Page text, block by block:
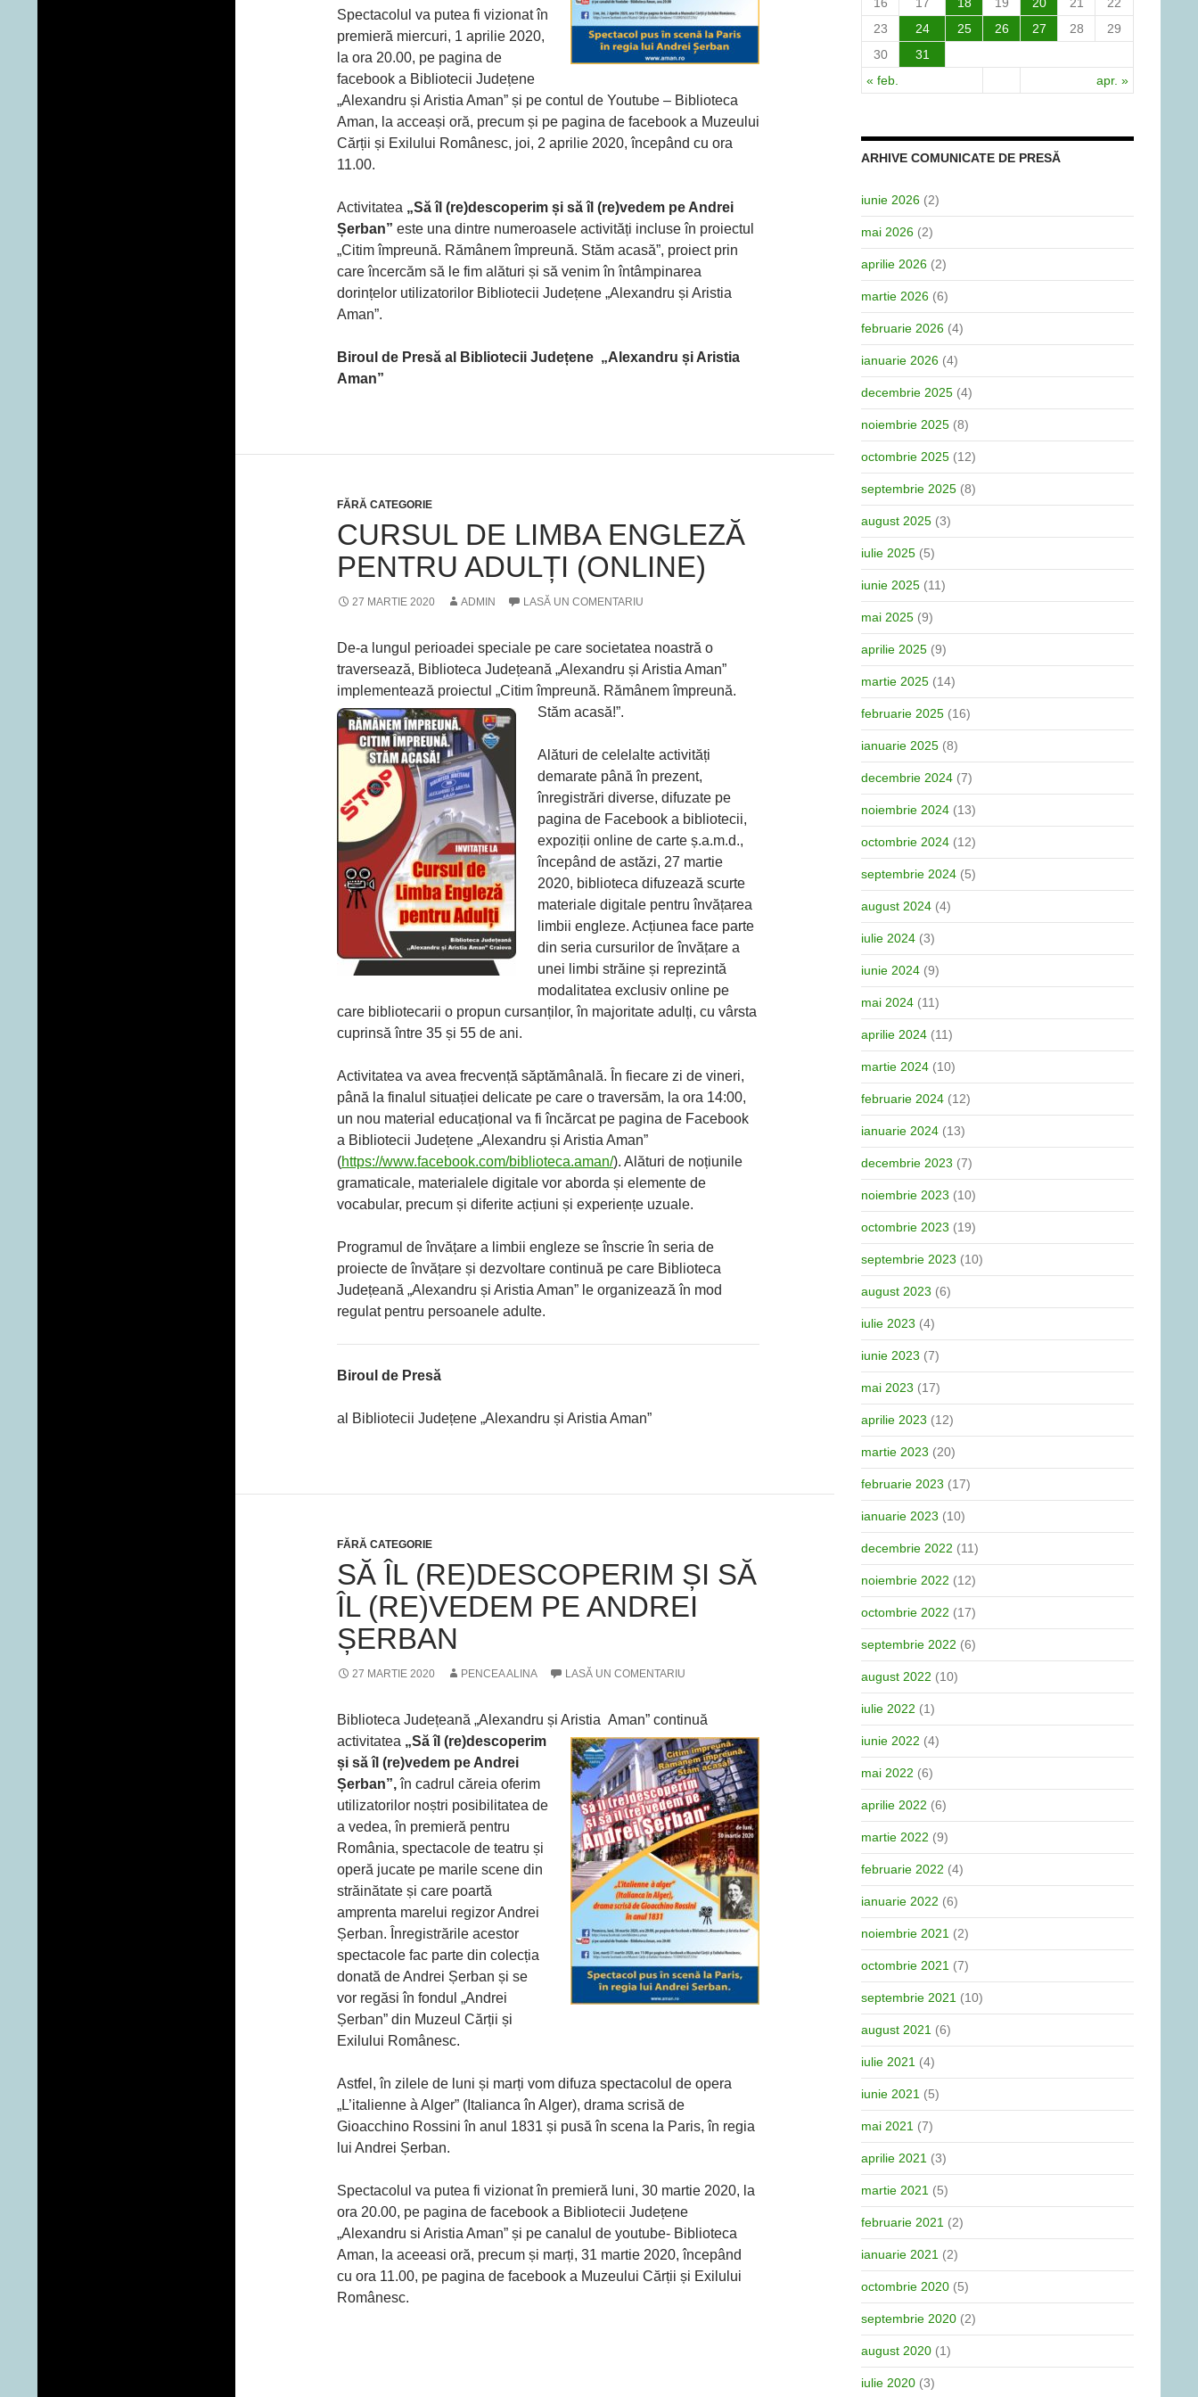
Spectacolul va putea fi vizionat în
premieră miercuri, 1 aprilie 2020,
la ora 20.00, pe pagina de
facebook a Bibliotecii Județene
„Alexandru și Aristia Aman” și pe contul de Youtube – Biblioteca
Aman, la acceași oră, precum și pe pagina de facebook a Muzeului
Cărții și Exilului Românesc, joi, 2 aprilie 2020, începând cu ora
11.00.
Activitatea „Să îl (re)descoperim și să îl (re)vedem pe Andrei
Șerban” este una dintre numeroasele activități incluse în proiectul
„Citim împreună. Rămânem împreună. Stăm acasă”, proiect prin
care încercăm să le fim alături și să venim în întâmpinarea
dorințelor utilizatorilor Bibliotecii Județene „Alexandru și Aristia
Aman”.
Biroul de Presă al Bibliotecii Județene „Alexandru și Aristia
Aman”
FĂRĂ CATEGORIE
CURSUL DE LIMBA ENGLEZĂ
PENTRU ADULȚI (ONLINE)
27 MARTIE 2020 ADMIN LASĂ UN COMENTARIU
De-a lungul perioadei speciale pe care societatea noastră o
traversează, Biblioteca Județeană „Alexandru și Aristia Aman”
implementează proiectul „Citim împreună. Rămânem împreună.
Stăm acasă!”.
Alături de celelalte activități
demarate până în prezent,
înregistrări diverse, difuzate pe
pagina de Facebook a bibliotecii,
expoziții online de carte ș.a.m.d.,
începând de astăzi, 27 martie
2020, biblioteca difuzează scurte
materiale digitale pentru învățarea
limbii engleze. Acțiunea face parte
din seria cursurilor de învățare a
unei limbi străine și reprezintă
modalitatea exclusiv online pe
care bibliotecarii o propun cursanților, în majoritate adulți, cu vârsta
cuprinsă între 35 și 55 de ani.
Activitatea va avea frecvență săptămânală. În fiecare zi de vineri,
până la finalul situației delicate pe care o traversăm, la ora 14:00,
un nou material educațional va fi încărcat pe pagina de Facebook
a Bibliotecii Județene „Alexandru și Aristia Aman”
(https://www.facebook.com/biblioteca.aman/). Alături de noțiunile
gramaticale, materialele digitale vor aborda și elemente de
vocabular, precum și diferite acțiuni și experiențe uzuale.
Programul de învățare a limbii engleze se înscrie în seria de
proiecte de învățare și dezvoltare continuă pe care Biblioteca
Județeană „Alexandru și Aristia Aman” le organizează în mod
regulat pentru persoanele adulte.
Biroul de Presă
al Bibliotecii Județene „Alexandru și Aristia Aman”
FĂRĂ CATEGORIE
SĂ ÎL (RE)DESCOPERIM ȘI SĂ
ÎL (RE)VEDEM PE ANDREI
ȘERBAN
27 MARTIE 2020 PENCEA ALINA LASĂ UN COMENTARIU
Biblioteca Județeană „Alexandru și Aristia Aman” continuă
activitatea „Să îl (re)descoperim
și să îl (re)vedem pe Andrei
Șerban”,în cadrul căreia oferim
utilizatorilor noștri posibilitatea de
a vedea, în premieră pentru
România, spectacole de teatru și
operă jucate pe marile scene din
străinătate și care poartă
amprenta marelui regizor Andrei
Șerban. Înregistrările acestor
spectacole fac parte din colecția
donată de Andrei Șerban și se
vor regăsi în fondul „Andrei
Șerban” din Muzeul Cărții și
Exilului Românesc.
Astfel, în zilele de luni și marți vom difuza spectacolul de opera
„L’italienne à Alger” (Italianca în Alger), drama scrisă de
Gioacchino Rossini în anul 1831 și pusă în scena la Paris, în regia
lui Andrei Șerban.
Spectacolul va putea fi vizionat în premieră luni, 30 martie 2020, la
ora 20.00, pe pagina de facebook a Bibliotecii Județene
„Alexandru si Aristia Aman” și pe canalul de youtube- Biblioteca
Aman, la aceeasi oră, precum și marți, 31 martie 2020, începând
cu ora 11.00, pe pagina de facebook a Muzeului Cărții și Exilului
Românesc.
« feb. apr. »
23
24 25 26 27 28
29
30
31
ARHIVE COMUNICATE DE PRESĂ
iunie 2026 (2)
mai 2026 (2)
aprilie 2026 (2)
martie 2026 (6)
februarie 2026 (4)
ianuarie 2026 (4)
decembrie 2025 (4)
noiembrie 2025 (8)
octombrie 2025 (12)
septembrie 2025 (8)
august 2025 (3)
iulie 2025 (5)
iunie 2025 (11)
mai 2025 (9)
aprilie 2025 (9)
martie 2025 (14)
februarie 2025 (16)
ianuarie 2025 (8)
decembrie 2024 (7)
noiembrie 2024 (13)
octombrie 2024 (12)
septembrie 2024 (5)
august 2024 (4)
iulie 2024 (3)
iunie 2024 (9)
mai 2024 (11)
aprilie 2024 (11)
martie 2024 (10)
februarie 2024 (12)
ianuarie 2024 (13)
decembrie 2023 (7)
noiembrie 2023 (10)
octombrie 2023 (19)
septembrie 2023 (10)
august 2023 (6)
iulie 2023 (4)
iunie 2023 (7)
mai 2023 (17)
aprilie 2023 (12)
martie 2023 (20)
februarie 2023 (17)
ianuarie 2023 (10)
decembrie 2022 (11)
noiembrie 2022 (12)
octombrie 2022 (17)
septembrie 2022 (6)
august 2022 (10)
iulie 2022 (1)
iunie 2022 (4)
mai 2022 (6)
aprilie 2022 (6)
martie 2022 (9)
februarie 2022 (4)
ianuarie 2022 (6)
noiembrie 2021 (2)
octombrie 2021 (7)
septembrie 2021 (10)
august 2021 (6)
iulie 2021 (4)
iunie 2021 (5)
mai 2021 (7)
aprilie 2021 (3)
martie 2021 (5)
februarie 2021 (2)
ianuarie 2021 (2)
octombrie 2020 (5)
septembrie 2020 (2)
august 2020 (1)
iulie 2020 (3)